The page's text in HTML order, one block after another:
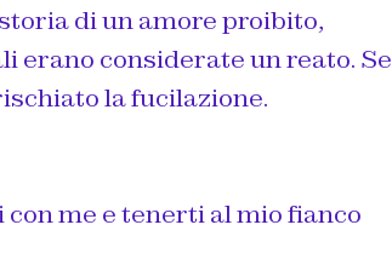
di un amore proibito,
erano considerate un reato. Se
la fucilazione.
me e tenerti al mio fianco